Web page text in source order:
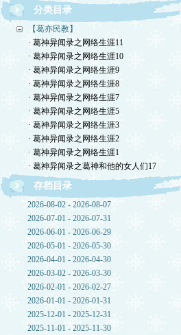
分类目录
【葛亦民教】
· 葛神异闻录之网络生涯11
· 葛神异闻录之网络生涯10
· 葛神异闻录之网络生涯9
· 葛神异闻录之网络生涯8
· 葛神异闻录之网络生涯7
· 葛神异闻录之网络生涯5
· 葛神异闻录之网络生涯3
· 葛神异闻录之网络生涯2
· 葛神异闻录之网络生涯1
· 葛神异闻录之葛神和他的女人们17
存档目录
2026-08-02 - 2026-08-07
2026-07-01 - 2026-07-31
2026-06-01 - 2026-06-29
2026-05-01 - 2026-05-30
2026-04-01 - 2026-04-30
2026-03-02 - 2026-03-30
2026-02-01 - 2026-02-27
2026-01-01 - 2026-01-31
2025-12-01 - 2025-12-31
2025-11-01 - 2025-11-30